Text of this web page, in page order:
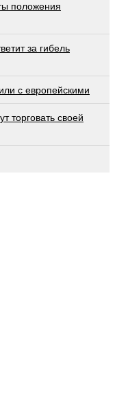
положения
за гибель
с европейскими
торговать своей